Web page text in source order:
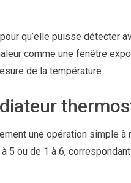
qu’elle puisse détecter
comme une fenêtre
de la température.
une opération simple à
5 ou de 1 à 6,